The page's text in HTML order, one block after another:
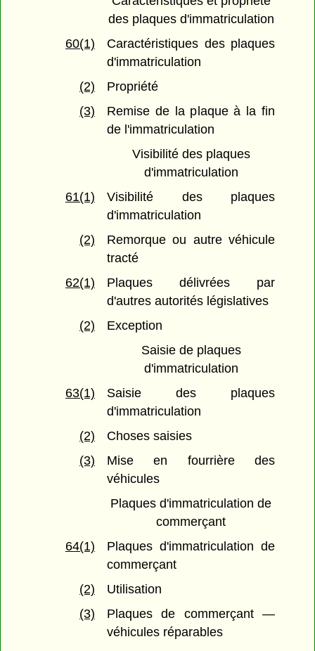
des plaques d'immatriculation
60(1)
Caractéristiques des plaques
d'immatriculation
(2)
Propriété
(3)
Remise de la plaque à la fin
de l'immatriculation
Visibilité des plaques
d'immatriculation
61(1)
Visibilité des plaques
d'immatriculation
(2)
Remorque ou autre véhicule
tracté
62(1)
Plaques délivrées par
d'autres autorités législatives
(2)
Exception
Saisie de plaques
d'immatriculation
63(1)
Saisie des plaques
d'immatriculation
(2)
Choses saisies
(3)
Mise en fourrière des
véhicules
Plaques d'immatriculation de
commerçant
64(1)
Plaques d'immatriculation de
commerçant
(2)
Utilisation
(3)
Plaques de commerçant —
véhicules réparables